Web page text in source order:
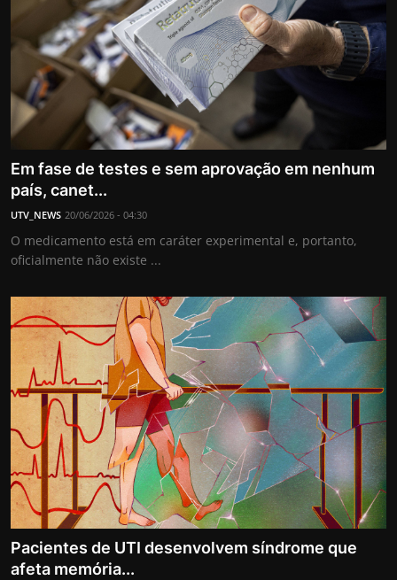
Em fase de testes e sem aprovação em nenhum
país, canet...
UTV_NEWS 20/06/2026 - 04:30
O medicamento está em caráter experimental e, portanto,
oficialmente não existe ...
Pacientes de UTI desenvolvem síndrome que
afeta memória...